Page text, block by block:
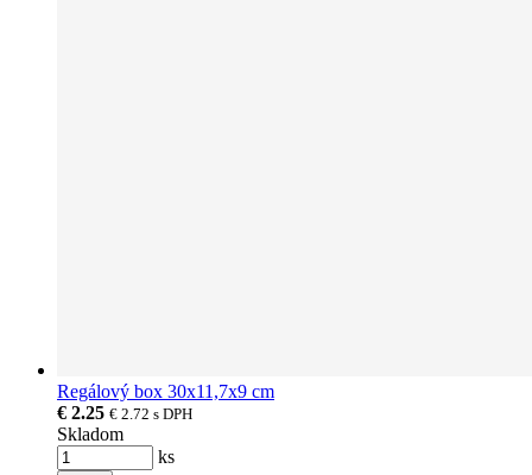
Regálový box 30x11,7x9 cm
€ 2.25 € 2.72 s DPH
Skladom
ks